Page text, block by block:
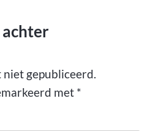
achter
gepubliceerd.
met *